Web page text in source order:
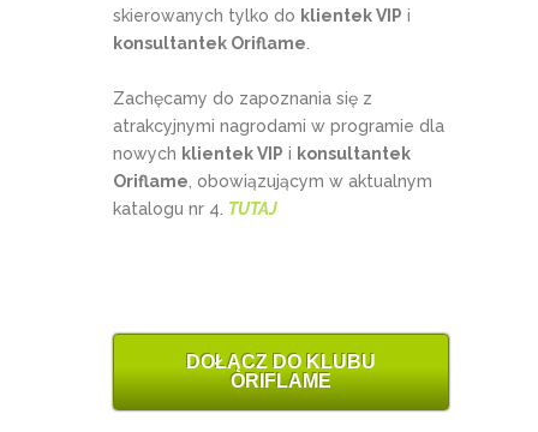
skierowanych tylko do klientek VIP i
konsultantek Oriflame
Zachęcamy do zapoznania się z
atrakcyjnymi nagrodami w programie dla
nowych klientek VIP i konsultantek
Oriflame , obowiązującym w aktualnym
katalogu nr 4. TUTAJ
DOŁĄCZ DO KLUBU
ORIFLAME